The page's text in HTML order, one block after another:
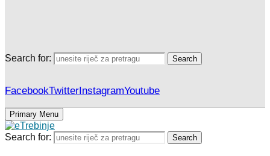
Search for: Search
FacebookTwitterInstagramYoutube
Primary Menu
Search for: Search